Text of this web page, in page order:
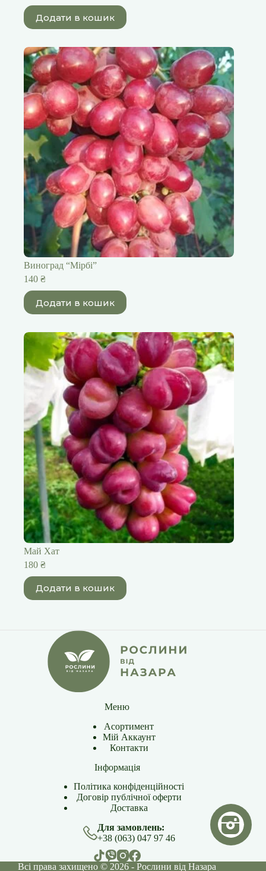
Додати в кошик
Виноград “Мірбі”
140 ₴
Додати в кошик
Май Хат
180 ₴
Додати в кошик
Меню
Асортимент
Мій Аккаунт
Контакти
Інформація
Політика конфіденційності
Договір публічної оферти
Доставка
Для замовлень:
+38 (063) 047 97 46
Всі права захищено © 2026 - Рослини від Назара